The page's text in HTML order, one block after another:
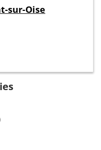
sur-Oise